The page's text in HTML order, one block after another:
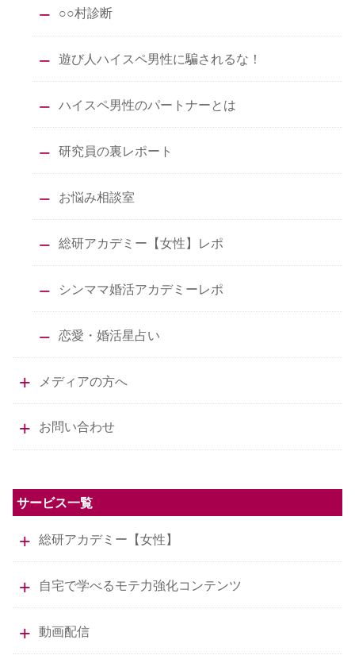
○○村診断
遊び人ハイスペ男性に騙されるな！
ハイスペ男性のパートナーとは
研究員の裏レポート
お悩み相談室
総研アカデミー【女性】レポ
シンママ婚活アカデミーレポ
恋愛・婚活星占い
メディアの方へ
お問い合わせ
サービス一覧
総研アカデミー【女性】
自宅で学べるモテ力強化コンテンツ
動画配信